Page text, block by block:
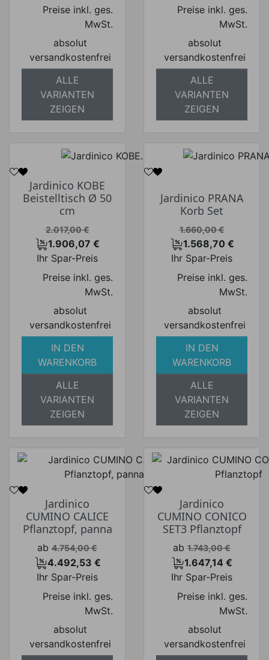
Preise inkl. ges.
MwSt.
absolut
versandkostenfrei
ALLE
VARIANTEN
ZEIGEN
Preise inkl. ges.
MwSt.
absolut
versandkostenfrei
ALLE
VARIANTEN
ZEIGEN
Jardinico KOBE
Beistelltisch Ø 50
cm
Verkaufspreis
2.017,00 €
Preis
1.906,07 €
Ihr Spar-Preis
Preise inkl. ges.
MwSt.
absolut
versandkostenfrei
IN DEN
WARENKORB
ALLE
VARIANTEN
ZEIGEN
Jardinico PRANA
Korb Set
Verkaufspreis
1.660,00 €
Preis
1.568,70 €
Ihr Spar-Preis
Preise inkl. ges.
MwSt.
absolut
versandkostenfrei
IN DEN
WARENKORB
ALLE
VARIANTEN
ZEIGEN
Jardinico
CUMINO CALICE
Pflanztopf, panna
Verkaufspreis
ab 4.754,00 €
Preis
4.492,53 €
Ihr Spar-Preis
Preise inkl. ges.
MwSt.
absolut
versandkostenfrei
Jardinico
CUMINO CONICO
SET3 Pflanztopf
Verkaufspreis
ab 1.743,00 €
Preis
1.647,14 €
Ihr Spar-Preis
Preise inkl. ges.
MwSt.
absolut
versandkostenfrei